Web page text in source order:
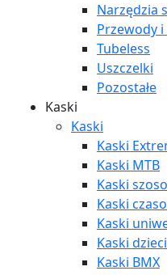
Narzędzia
Przewody
Tubeless
Uszczelki
Pozostałe
Kaski
Kaski
Kaski
Kaski MTB
Kaski
Kaski
Kaski
Kaski
Kaski BMX